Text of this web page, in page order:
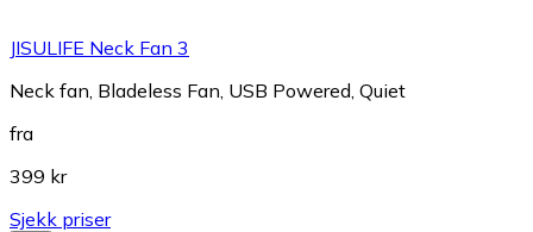
JISULIFE Neck Fan 3
Neck fan, Bladeless Fan, USB Powered, Quiet
fra
399 kr
Sjekk priser